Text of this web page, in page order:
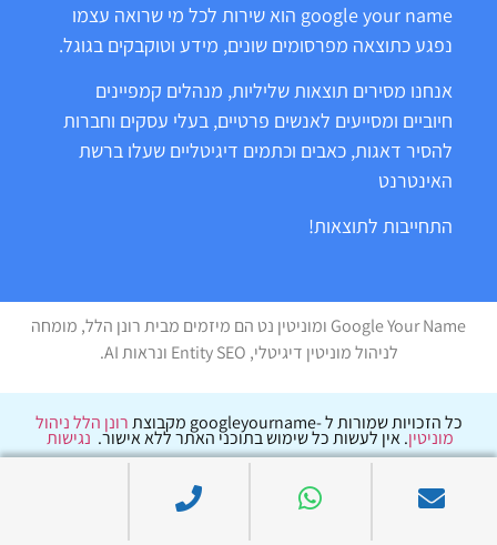
google your name הוא שירות לכל מי שרואה עצמו
נפגע כתוצאה מפרסומים שונים, מידע וטוקבקים בגוגל.
אנחנו מסירים תוצאות שליליות, מנהלים קמפיינים
חיוביים ומסייעים לאנשים פרטיים, בעלי עסקים וחברות
להסיר דאגות, כאבים וכתמים דיגיטליים שעלו ברשת
האינטרנט
התחייבות לתוצאות!
Google Your Name ומוניטין נט הם מיזמים מבית רונן הלל, מומחה
לניהול מוניטין דיגיטלי, Entity SEO ונראות AI.
כל הזכויות שמורות ל -googleyourname מקבוצת רונן הלל ניהול
מוניטין. אין לעשות כל שימוש בתוכני האתר ללא אישור. נגישות